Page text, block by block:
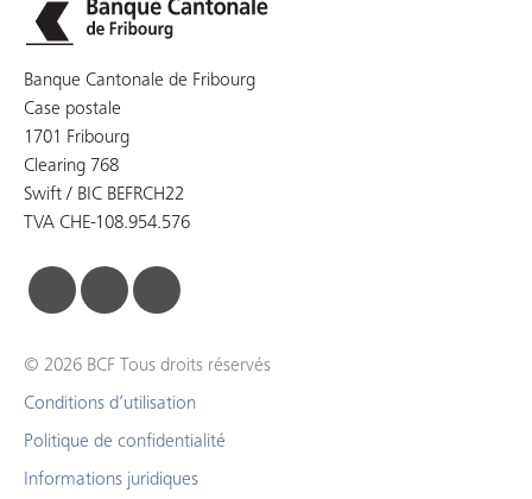
Banque Cantonale de Fribourg
Case postale
1701 Fribourg
Clearing 768
Swift / BIC BEFRCH22
TVA CHE-108.954.576
© 2026 BCF Tous droits réservés
Conditions d’utilisation
Politique de confidentialité
Informations juridiques